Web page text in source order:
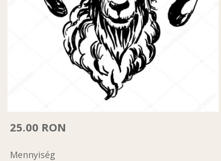
25.00 RON
Mennyiség